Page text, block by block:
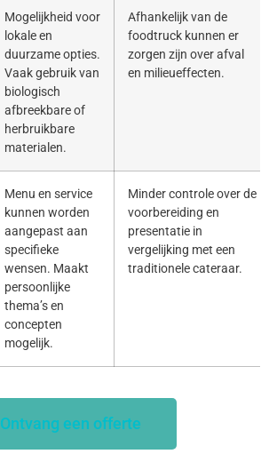
Mogelijkheid voor
lokale en
duurzame opties.
Vaak gebruik van
biologisch
afbreekbare of
herbruikbare
materialen.
Afhankelijk van de
foodtruck kunnen er
zorgen zijn over afval
en milieueffecten.
Menu en service
kunnen worden
aangepast aan
specifieke
wensen. Maakt
persoonlijke
thema’s en
concepten
mogelijk.
Minder controle over de
voorbereiding en
presentatie in
vergelijking met een
traditionele cateraar.
Ontvang een offerte